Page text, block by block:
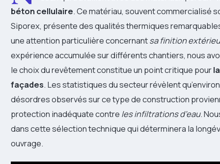
béton cellulaire. Ce matériau, souvent commercialisé
Siporex, présente des qualités thermiques
une attention particulière concernantsa finition
expérience accumulée sur différents chantiers, nous
le choix du revêtement constitue un point critique pour
façades. Les statistiques du secteur révèlent
désordres observés sur ce type de construction
protection inadéquate contre les infiltrations d’eau.
dans cette sélection technique qui déterminera la
ouvrage.